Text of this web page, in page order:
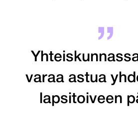
varaa astua
lapsitoiveen